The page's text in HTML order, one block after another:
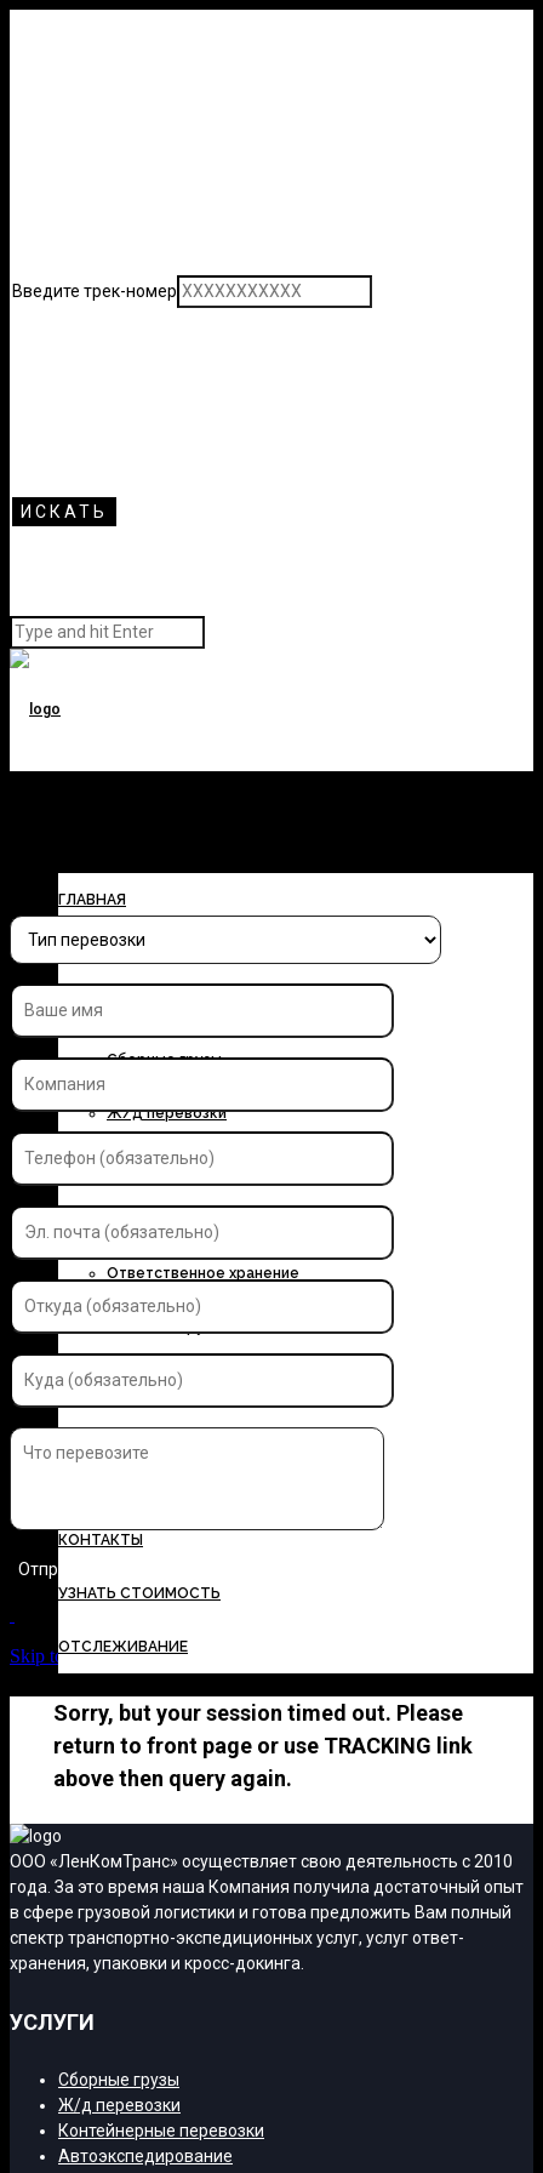
Введите трек-номер
ГЛАВНАЯ
О КОМПАНИИ
УСЛУГИ
Сборные грузы
Ж/д перевозки
Контейнерные перевозки
Автоэкспедирование
Ответственное хранение
Страхование грузов
ДОКУМЕНТЫ
КОНТАКТЫ
УЗНАТЬ СТОИМОСТЬ
ОТСЛЕЖИВАНИЕ
стоимость перевозки
Skip to Content
Sorry, but your session timed out. Please
return to front page or use TRACKING link
above then query again.
ООО «ЛенКомТранс» осуществляет свою деятельность с 2010
года. За это время наша Компания получила достаточный опыт
в сфере грузовой логистики и готова предложить Вам полный
спектр транспортно-экспедиционных услуг, услуг ответ-
хранения, упаковки и кросс-докинга.
УСЛУГИ
Сборные грузы
Ж/д перевозки
Контейнерные перевозки
Автоэкспедирование